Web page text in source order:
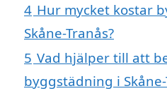
4 Hur mycket kostar
Skåne-Tranås?
5 Vad hjälper till att
byggstädning i Skåne-